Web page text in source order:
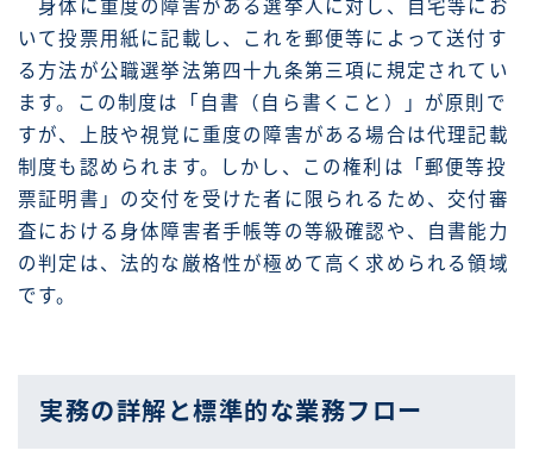
身体に重度の障害がある選挙人に対し、自宅等にお
いて投票用紙に記載し、これを郵便等によって送付す
る方法が公職選挙法第四十九条第三項に規定されてい
ます。この制度は「自書（自ら書くこと）」が原則で
すが、上肢や視覚に重度の障害がある場合は代理記載
制度も認められます。しかし、この権利は「郵便等投
票証明書」の交付を受けた者に限られるため、交付審
査における身体障害者手帳等の等級確認や、自書能力
の判定は、法的な厳格性が極めて高く求められる領域
です。
実務の詳解と標準的な業務フロー